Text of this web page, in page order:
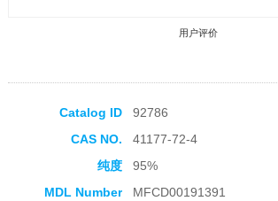
用户评价
Catalog ID
92786
CAS NO.
41177-72-4
纯度
95%
MDL Number
MFCD00191391